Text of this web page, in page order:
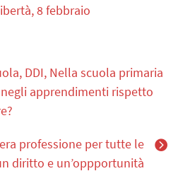
8 febbraio
DDI, Nella scuola primaria
apprendimenti rispetto
professione per tutte le
diritto e un’oppportunità